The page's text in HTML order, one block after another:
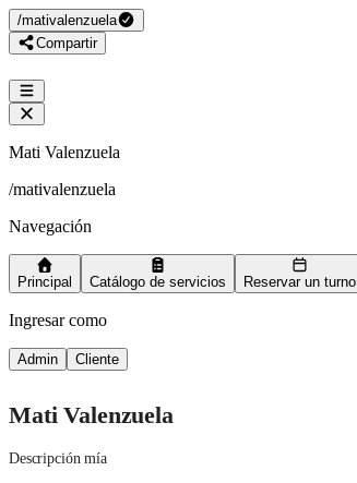
/mativalenzuela
Compartir
Mati Valenzuela
/mativalenzuela
Navegación
Principal Catálogo de servicios Reservar un turno
Ingresar como
Admin Cliente
Mati Valenzuela
Descripción mía